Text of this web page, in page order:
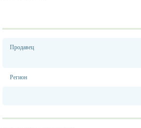
Продавец
Регион